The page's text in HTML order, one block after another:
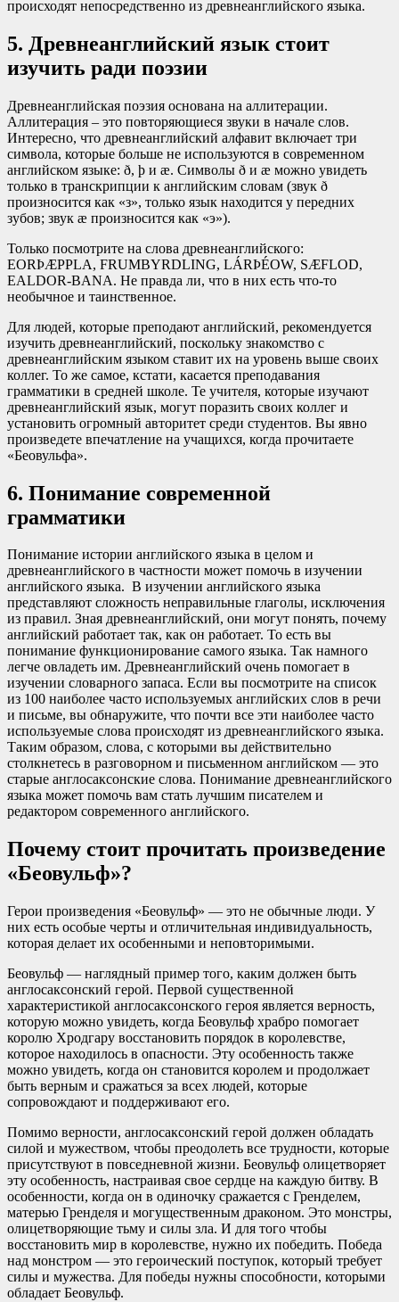
происходят непосредственно из древнеанглийского языка.
5. Древнеанглийский язык стоит
изучить ради поэзии
Древнеанглийская поэзия основана на аллитерации.
Аллитерация – это повторяющиеся звуки в начале слов.
Интересно, что древнеанглийский алфавит включает три
символа, которые больше не используются в современном
английском языке: ð, þ и æ. Символы ð и æ можно увидеть
только в транскрипции к английским словам (звук ð
произносится как «з», только язык находится у передних
зубов; звук æ произносится как «э»).
Только посмотрите на слова древнеанглийского:
EORÞÆPPLA, FRUMBYRDLING, LÁRÞÉOW, SÆFLOD,
EALDOR-BANA. Не правда ли, что в них есть что-то
необычное и таинственное.
Для людей, которые преподают английский, рекомендуется
изучить древнеанглийский, поскольку знакомство с
древнеанглийским языком ставит их на уровень выше своих
коллег. То же самое, кстати, касается преподавания
грамматики в средней школе. Те учителя, которые изучают
древнеанглийский язык, могут поразить своих коллег и
установить огромный авторитет среди студентов. Вы явно
произведете впечатление на учащихся, когда прочитаете
«Беовульфа».
6. Понимание современной
грамматики
Понимание истории английского языка в целом и
древнеанглийского в частности может помочь в изучении
английского языка. В изучении английского языка
представляют сложность неправильные глаголы, исключения
из правил. Зная древнеанглийский, они могут понять, почему
английский работает так, как он работает. То есть вы
понимание функционирование самого языка. Так намного
легче овладеть им. Древнеанглийский очень помогает в
изучении словарного запаса. Если вы посмотрите на список
из 100 наиболее часто используемых английских слов в речи
и письме, вы обнаружите, что почти все эти наиболее часто
используемые слова происходят из древнеанглийского языка.
Таким образом, слова, с которыми вы действительно
столкнетесь в разговорном и письменном английском — это
старые англосаксонские слова. Понимание древнеанглийского
языка может помочь вам стать лучшим писателем и
редактором современного английского.
Почему стоит прочитать произведение
«Беовульф»?
Герои произведения «Беовульф» — это не обычные люди. У
них есть особые черты и отличительная индивидуальность,
которая делает их особенными и неповторимыми.
Беовульф — наглядный пример того, каким должен быть
англосаксонский герой. Первой существенной
характеристикой англосаксонского героя является верность,
которую можно увидеть, когда Беовульф храбро помогает
королю Хродгару восстановить порядок в королевстве,
которое находилось в опасности. Эту особенность также
можно увидеть, когда он становится королем и продолжает
быть верным и сражаться за всех людей, которые
сопровождают и поддерживают его.
Помимо верности, англосаксонский герой должен обладать
силой и мужеством, чтобы преодолеть все трудности, которые
присутствуют в повседневной жизни. Беовульф олицетворяет
эту особенность, настраивая свое сердце на каждую битву. В
особенности, когда он в одиночку сражается с Гренделем,
матерью Гренделя и могущественным драконом. Это монстры,
олицетворяющие тьму и силы зла. И для того чтобы
восстановить мир в королевстве, нужно их победить. Победа
над монстром — это героический поступок, который требует
силы и мужества. Для победы нужны способности, которыми
обладает Беовульф.